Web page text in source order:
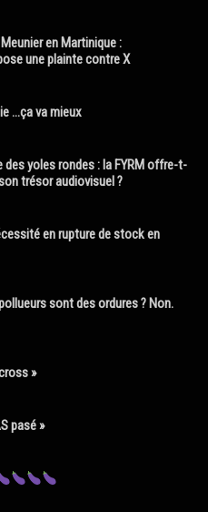
en Martinique :
une plainte contre X
…ça va mieux
des yoles rondes : la FYRM offre-t-
trésor audiovisuel ?
en rupture de stock en
sont des ordures ? Non.
»
pasé »